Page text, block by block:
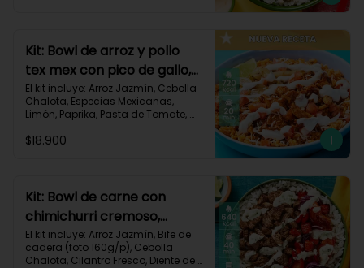
Grasas 46g | Proteínas 30g
Kit: Bowl de arroz y pollo
tex mex con pico de gallo,
queso y sour cream-147
El kit incluye: Arroz Jazmín, Cebolla
Chalota, Especias Mexicanas,
Limón, Paprika, Pasta de Tomate,
Sour Cream, Tomate, Receta
Grasas 25g | Proteínas 41g
$18.900
Kit: Bowl de carne con
chimichurri cremoso,
pimentón y tomate-115
El kit incluye: Arroz Jazmín, Bife de
cadera (foto 160g/p), Cebolla
Chalota, Cilantro Fresco, Diente de